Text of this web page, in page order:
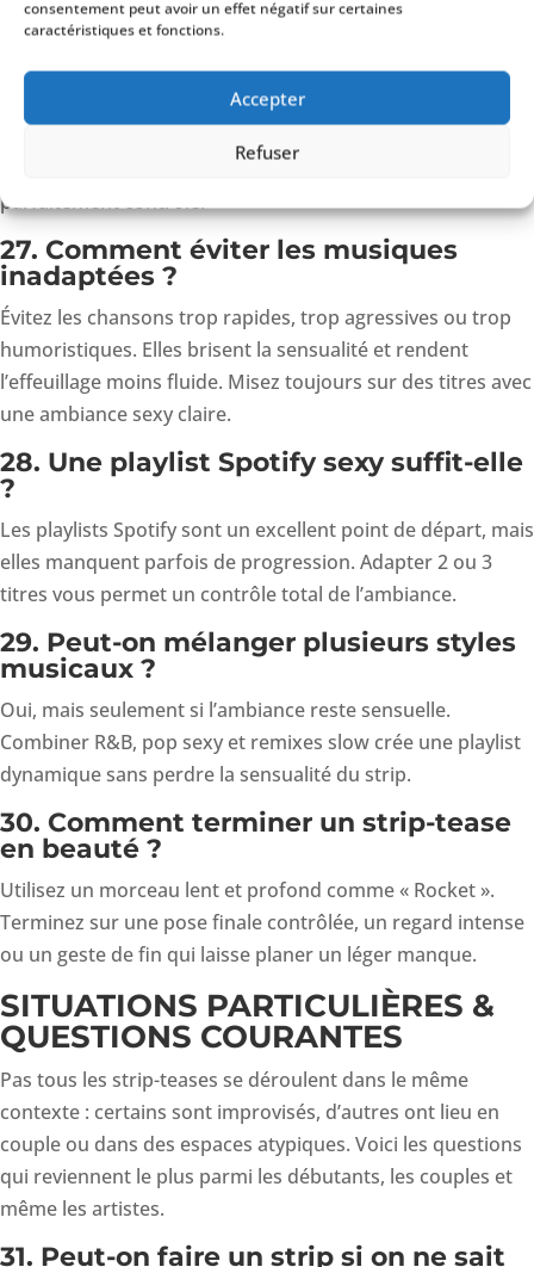
consentement peut avoir un effet négatif sur certaines
caractéristiques et fonctions.
Accepter
Refuser
26. Dois-je préparer ma playlist à
l’avance ?
Oui. Préparer sa playlist permet d’éviter les coupures, les
inadaptés. Tester les transitions garantit un show fluide et
parfaitement contrôlé.
27. Comment éviter les musiques
inadaptées ?
Évitez les chansons trop rapides, trop agressives ou trop
humoristiques. Elles brisent la sensualité et rendent
l’effeuillage moins fluide. Misez toujours sur des titres avec
une ambiance sexy claire.
28. Une playlist Spotify sexy suffit-elle
?
Les playlists Spotify sont un excellent point de départ, mais
elles manquent parfois de progression. Adapter 2 ou 3
titres vous permet un contrôle total de l’ambiance.
29. Peut-on mélanger plusieurs styles
musicaux ?
Oui, mais seulement si l’ambiance reste sensuelle.
Combiner R&B, pop sexy et remixes slow crée une playlist
dynamique sans perdre la sensualité du strip.
30. Comment terminer un strip-tease
en beauté ?
Utilisez un morceau lent et profond comme « Rocket ».
Terminez sur une pose finale contrôlée, un regard intense
ou un geste de fin qui laisse planer un léger manque.
SITUATIONS PARTICULIÈRES &
QUESTIONS COURANTES
Pas tous les strip-teases se déroulent dans le même
contexte : certains sont improvisés, d’autres ont lieu en
couple ou dans des espaces atypiques. Voici les questions
qui reviennent le plus parmi les débutants, les couples et
même les artistes.
31. Peut-on faire un strip si on ne sait